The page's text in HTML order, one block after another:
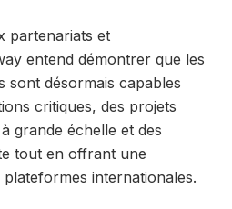
partenariats et
entend démontrer que les
sont désormais capables
critiques, des projets
grande échelle et des
tout en offrant une
internationales.